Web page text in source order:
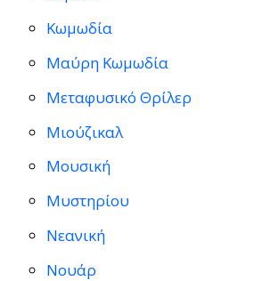
Κωμωδία
Μαύρη Κωμωδία
Μεταφυσικό Θρίλερ
Μιούζικαλ
Μουσική
Μυστηρίου
Νεανική
Νουάρ